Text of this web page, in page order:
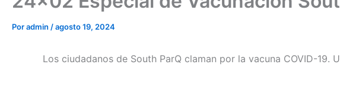
Poradmin /agosto 19, 2024
Los ciudadanos de South ParQ claman por la vacuna COVID-